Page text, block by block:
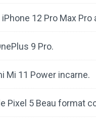
12 Pro Max
9 Pro.
Mi 11 Power incarne.
Pixel 5 Beau format